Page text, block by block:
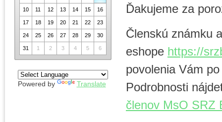
Ďakujeme za
Členskú známku
eshope https://
povolenia Vám
Podrobnosti
členov MsO SRZ
10 11 12 13 14 15 16
17 18 19 20 21 22 23
24 25 26 27 28 29 30
31 1 2 3 4 5 6
Powered by Translate